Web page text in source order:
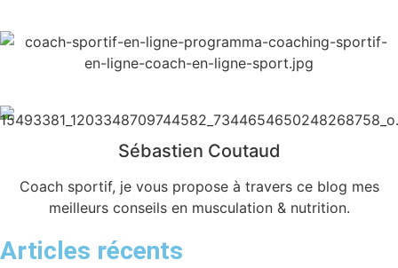
Sébastien Coutaud
Coach sportif, je vous propose à travers ce blog mes
meilleurs conseils en musculation & nutrition.
Articles récents